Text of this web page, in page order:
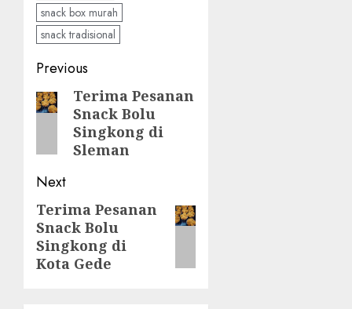
snack box murah
snack tradisional
Post
navigation
Previous
Previous
post:
Terima Pesanan
Snack Bolu
Singkong di
Sleman
Next
Next
post:
Terima Pesanan
Snack Bolu
Singkong di
Kota Gede